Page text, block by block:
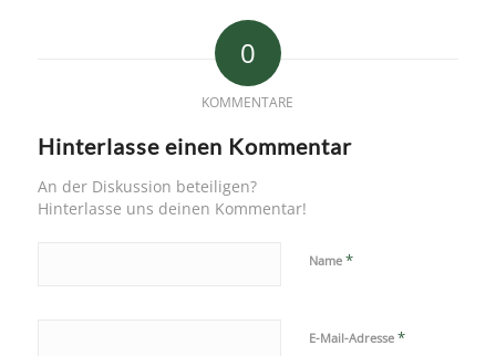
0
KOMMENTARE
Hinterlasse einen Kommentar
An der Diskussion beteiligen?
Hinterlasse uns deinen Kommentar!
Name *
E-Mail-Adresse *